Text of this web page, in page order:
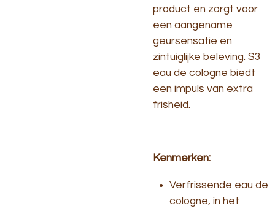
product en zorgt voor
een aangename
geursensatie en
zintuiglijke beleving. S3
eau de cologne biedt
een impuls van extra
frisheid.
Kenmerken:
Verfrissende eau de
cologne, in het